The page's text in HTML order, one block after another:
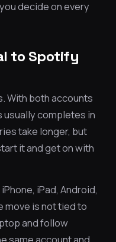
decide on every
to Spotify
With both accounts
usually completes in
take longer, but
it and get on with
iPad, Android,
move is not tied to
and follow
same account and